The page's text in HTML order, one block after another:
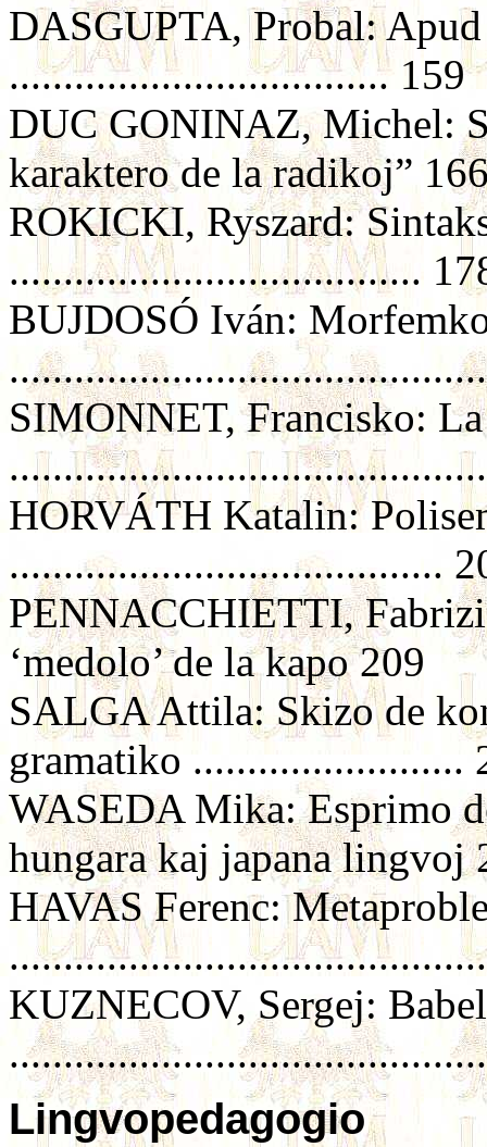
DASGUPTA, Probal:
................................... 159
DUC GONINAZ, Michel:
karaktero de la radikoj”
ROKICKI, Ryszard:
......................................
BUJDOSÓ Iván:
SIMONNET, Francisko:
HORVÁTH Katalin:
........................................
PENNACCHIETTI,
‘medolo’ de la kapo 209
SALGA Attila: Skizo de
gramatiko .........................
WASEDA Mika: Esprimo
hungara kaj japana lingvoj
HAVAS Ferenc:
KUZNECOV, Sergej:
Lingvopedagogio